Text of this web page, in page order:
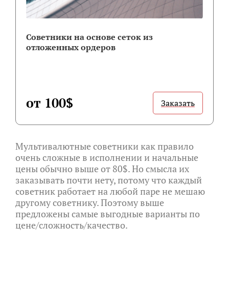
Советники на основе сеток из
отложенных ордеров
от 100$ Заказать
Мультивалютные советники как правило
очень сложные в исполнении и начальные
цены обычно выше от 80$. Но смысла их
заказывать почти нету, потому что каждый
советник работает на любой паре не мешаю
другому советнику. Поэтому выше
предложены самые выгодные варианты по
цене/сложность/качество.